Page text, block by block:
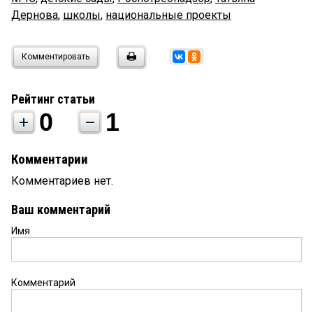
Дернова, школы, национальные проекты
Комментировать
Рейтинг статьи
0 1
Комментарии
Комментариев нет.
Ваш комментарий
Имя
Комментарий